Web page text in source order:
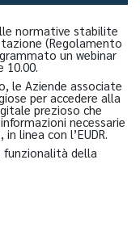
normative stabilite
(Regolamento
un webinar
10.00.
le Aziende associate
per accedere alla
prezioso che
necessarie
linea con l’EUDR.
funzionalità della